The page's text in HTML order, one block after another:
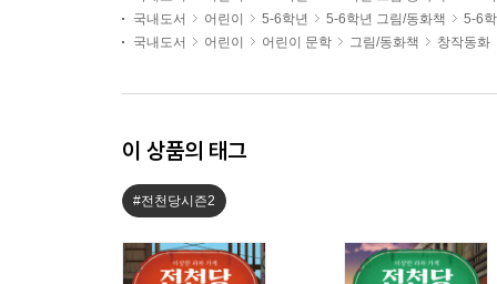
국내도서
어린이 5-6학년 5-6학년 그림/동화책
5-6
국내도서
어린이 어린이 문학 그림/동화책 창작동화
이 상품의 태그
#전천당시즌2